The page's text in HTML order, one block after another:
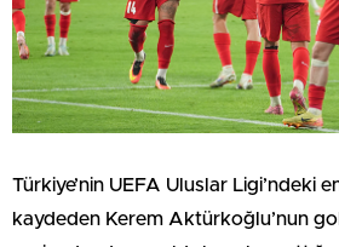
Türkiye’nin UEFA Uluslar Ligi’ndeki
kaydeden Kerem Aktürkoğlu’nun